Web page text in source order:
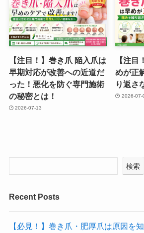
【注目！】巻き爪 陥入爪は
早期対応が改善への近道だ
った！悪化を防ぐ専門施術
の秘密とは！
2026-07-13
【注
めが正
り返さ
2026-07-
検索
Recent Posts
【必見！】巻き爪・肥厚爪は原因を